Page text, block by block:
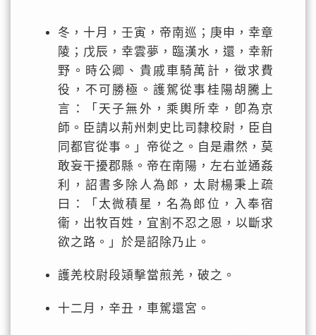
冬，十月，壬寅，帝南巡；庚申，幸章
陵；戊辰，幸雲夢，臨漢水，還，幸新
野。時公卿、貴戚車騎萬計，徵求費
役，不可勝極。護駕從事桂陽胡騰上
言：「天子無外，乘輿所幸，卽為京
師。臣請以荊州刺史比司隸校尉，臣自
同都官從事。」帝從之。自是肅然，莫
敢妄干擾郡縣。帝在南陽，左右並通姦
利，詔書多除人為郎，太尉楊秉上疏
曰：「太微積星，名為郎位，入奉宿
衞，出牧百姓，宜割不忍之恩，以斷求
欲之路。」於是詔除乃止。
護羌校尉段熲擊當煎羌，破之。
十二月，辛丑，車駕還宮。